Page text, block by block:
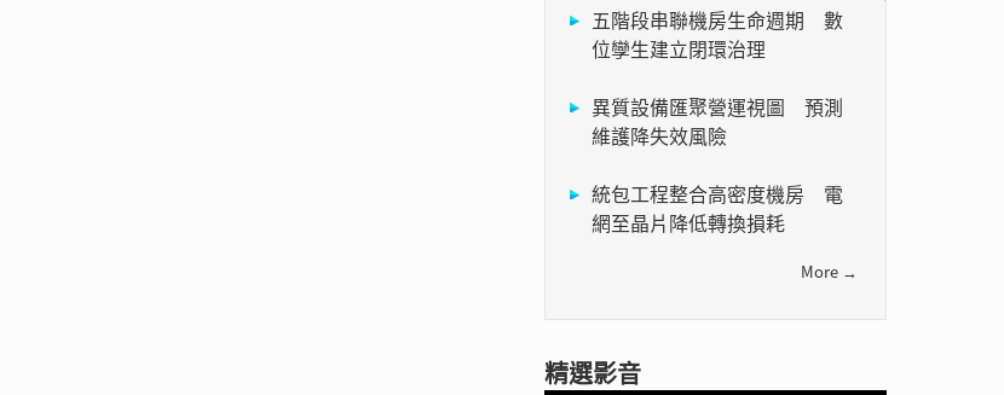
五階段串聯機房生命週期 數
位孿生建立閉環治理
異質設備匯聚營運視圖 預測
維護降失效風險
統包工程整合高密度機房 電
網至晶片降低轉換損耗
More →
精選影音